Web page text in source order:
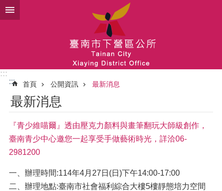
跳到主要內容區塊
:::
:::
首頁 公開資訊 最新消息
最新消息
『青少維喵爾』透由壓克力顏料與畫筆翻玩大師級創作，
臺南青少中心邀您一起享受手做藝術時光，詳洽06-
2981200
一、辦理時間:114年4月27日(日)下午14:00-17:00
二、辦理地點:臺南市社會福利綜合大樓5樓靜態培力空間